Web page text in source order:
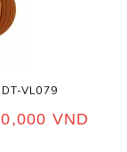
VL079
VND